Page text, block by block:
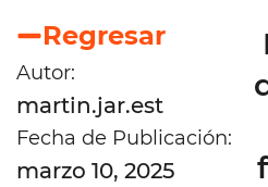
Regresar
Autor:
martin.jar.est
Fecha de Publicación:
marzo 10, 2025